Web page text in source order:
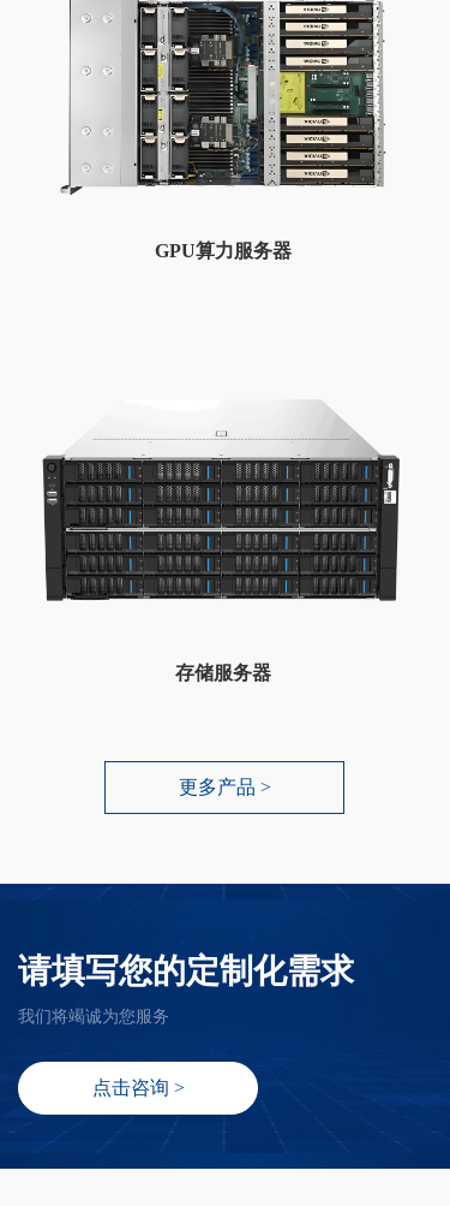
GPU算力服务器
存储服务器
更多产品 >
请填写您的定制化需求
我们将竭诚为您服务
点击咨询 >